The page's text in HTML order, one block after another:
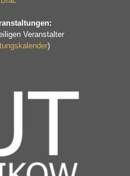
Veranstalter
)